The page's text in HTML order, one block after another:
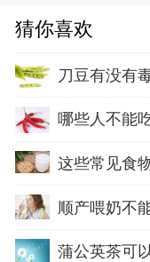
猜你喜欢
刀豆有没有
哪些人不能
这些常见食
顺产喂奶不
蒲公英茶可